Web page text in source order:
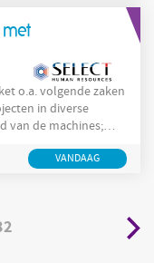
met
o.a. volgende zaken
VANDAAG